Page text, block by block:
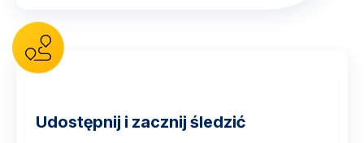
Udostępnij i zacznij śledzić